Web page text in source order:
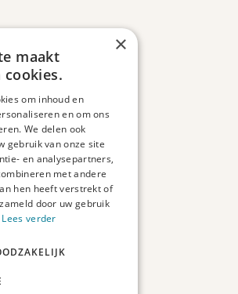
34
×
maakt
cookies.
om inhoud en
en om ons
We delen ook
gebruik van onze site
en analysepartners,
met andere
hen heeft verstrekt of
door uw gebruik
Lees verder